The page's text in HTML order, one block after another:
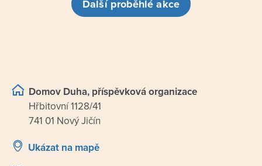
Další proběhlé akce
Domov Duha, příspěvková organizace
Hřbitovní 1128/41
741 01 Nový Jičín
Ukázat na mapě